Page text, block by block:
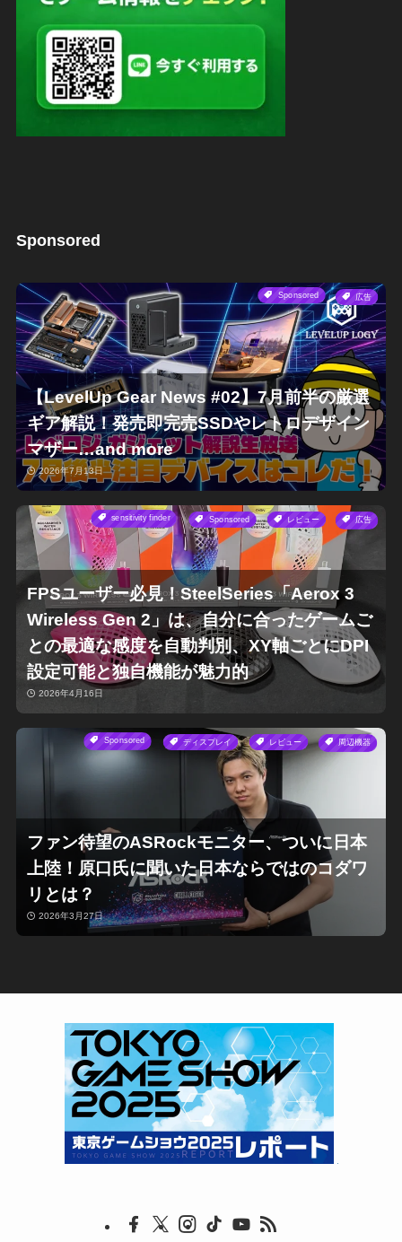
Sponsored
Sponsored 広告
【LevelUp Gear News #02】7月前半の厳選
ギア解説！発売即完売SSDやレトロデザイン
マザー…and more
2026年7月13日
sensitivity finder Sponsored レビュー 広告
FPSユーザー必見！SteelSeries「Aerox 3
Wireless Gen 2」は、自分に合ったゲームご
との最適な感度を自動判別、XY軸ごとにDPI
設定可能と独自機能が魅力的
2026年4月16日
Sponsored ディスプレイ レビュー 周辺機器
ファン待望のASRockモニター、ついに日本
上陸！原口氏に聞いた日本ならではのコダワ
リとは？
2026年3月27日